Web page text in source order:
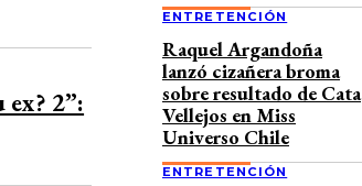
2”:
ENTRETENCIÓN
Raquel Argandoña
lanzó cizañera broma
sobre resultado de Cata
Vellejos en Miss
Universo Chile
ENTRETENCIÓN